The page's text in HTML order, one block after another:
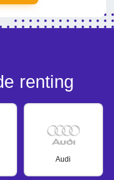
renting
Audi